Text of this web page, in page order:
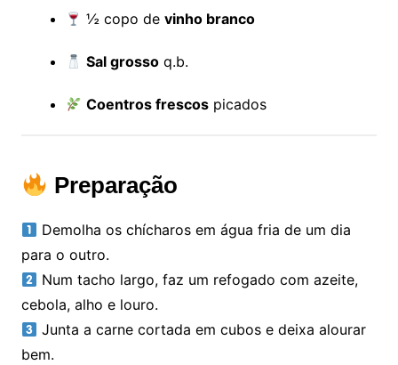
½ copo devinho branco
Sal grosso q.b.
Coentros frescos picados
Preparação
Demolha os chícharos em água fria de um dia
para o outro.
Num tacho largo, faz um refogado com azeite,
cebola, alho e louro.
Junta a carne cortada em cubos e deixa alourar
bem.